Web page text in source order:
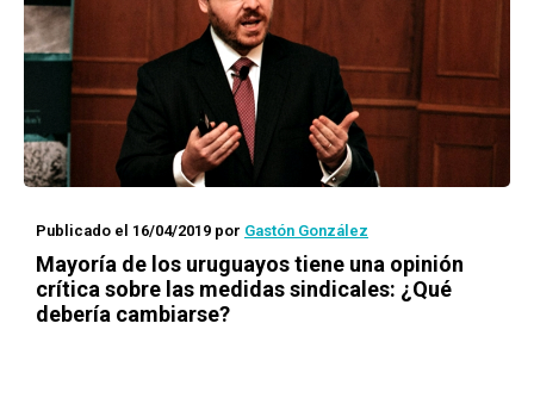
Publicado el 16/04/2019 por Gastón González
Mayoría de los uruguayos tiene una opinión
crítica sobre las medidas sindicales: ¿Qué
debería cambiarse?